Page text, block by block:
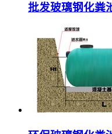
批发玻璃钢化粪